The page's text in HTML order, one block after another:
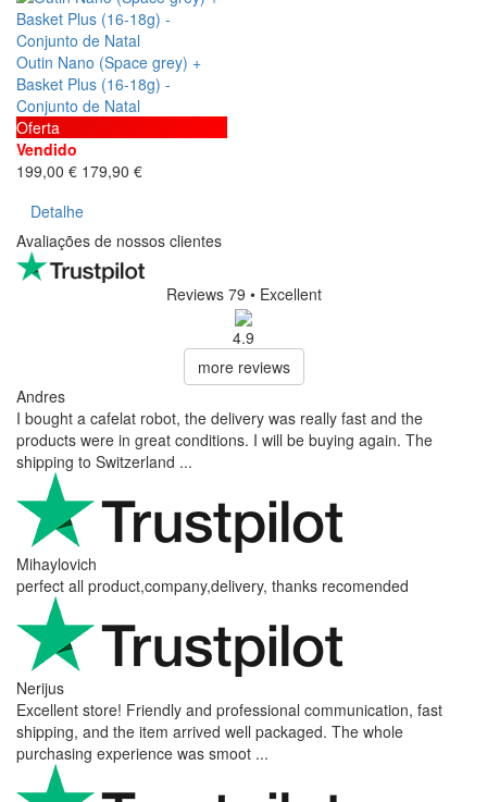
Outin Nano (Space grey) +
Basket Plus (16-18g) -
Conjunto de Natal
Oferta
Vendido
199,00 € 179,90 €
Detalhe
Avaliações de nossos clientes
Reviews 79 • Excellent
4.9
more reviews
Andres
I bought a cafelat robot, the delivery was really fast and the
products were in great conditions. I will be buying again. The
shipping to Switzerland ...
Mihaylovich
perfect all product,company,delivery, thanks recomended
Nerijus
Excellent store! Friendly and professional communication, fast
shipping, and the item arrived well packaged. The whole
purchasing experience was smoot ...